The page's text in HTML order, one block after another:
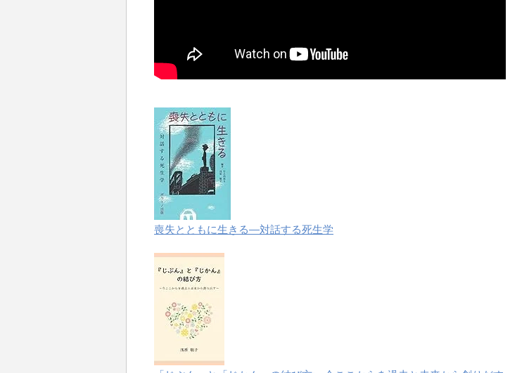
喪失とともに生きる―対話する死生学